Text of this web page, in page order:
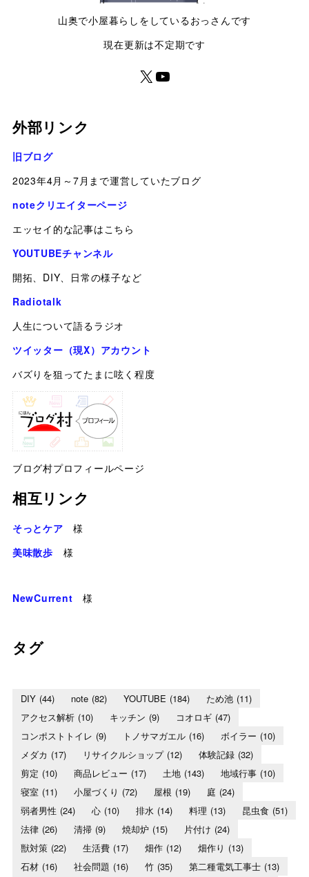
山奥で小屋暮らしをしているおっさんです
現在更新は不定期です
外部リンク
旧ブログ
2023年4月～7月まで運営していたブログ
noteクリエイターページ
エッセイ的な記事はこちら
YOUTUBEチャンネル
開拓、DIY、日常の様子など
Radiotalk
人生について語るラジオ
ツイッター（現X）アカウント
バズりを狙ってたまに呟く程度
ブログ村プロフィールページ
相互リンク
そっとケア 様
美味散歩 様
NewCurrent 様
タグ
DIY (44) note (82) YOUTUBE (184) ため池 (11)
アクセス解析 (10) キッチン (9) コオロギ (47)
コンポストトイレ (9) トノサマガエル (16) ボイラー (10)
メダカ (17) リサイクルショップ (12) 体験記録 (32)
剪定 (10) 商品レビュー (17) 土地 (143) 地域行事 (10)
寝室 (11) 小屋づくり (72) 屋根 (19) 庭 (24)
弱者男性 (24) 心 (10) 排水 (14) 料理 (13) 昆虫食 (51)
法律 (26) 清掃 (9) 焼却炉 (15) 片付け (24)
獣対策 (22) 生活費 (17) 畑作 (12) 畑作り (13)
石材 (16) 社会問題 (16) 竹 (35) 第二種電気工事士 (13)